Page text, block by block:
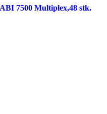
7500 Multiplex,48 stk.